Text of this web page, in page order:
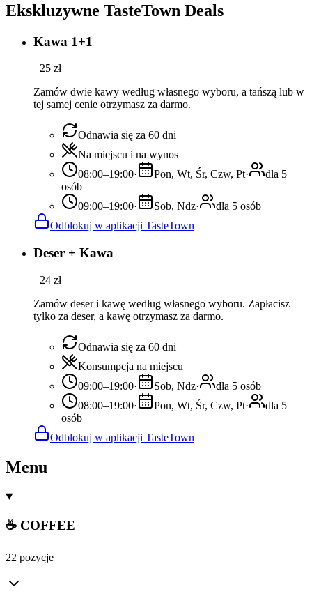
Ekskluzywne TasteTown Deals
Kawa 1+1
−25 zł
Zamów dwie kawy według własnego wyboru, a tańszą lub w
tej samej cenie otrzymasz za darmo.
Odnawia się za 60 dni
Na miejscu i na wynos
08:00–19:00· Pon, Wt, Śr, Czw, Pt·
dla 5
osób
09:00–19:00· Sob, Ndz·
dla 5 osób
Odblokuj w aplikacji TasteTown
Deser + Kawa
−24 zł
Zamów deser i kawę według własnego wyboru. Zapłacisz
tylko za deser, a kawę otrzymasz za darmo.
Odnawia się za 60 dni
Konsumpcja na miejscu
09:00–19:00· Sob, Ndz·
dla 5 osób
08:00–19:00· Pon, Wt, Śr, Czw, Pt·
dla 5
osób
Odblokuj w aplikacji TasteTown
Menu
☕ COFFEE
22 pozycje